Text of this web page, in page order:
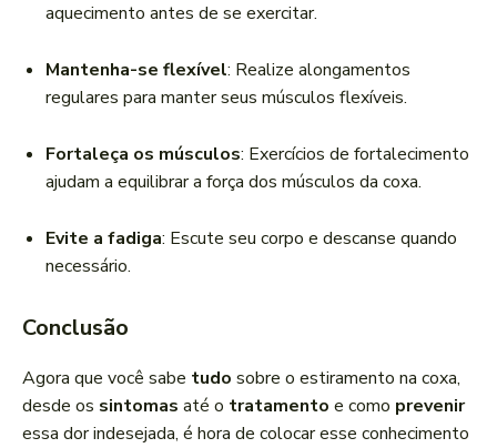
aquecimento antes de se exercitar.
Mantenha-se flexível: Realize alongamentos
regulares para manter seus músculos flexíveis.
Fortaleça os músculos: Exercícios de fortalecimento
ajudam a equilibrar a força dos músculos da coxa.
Evite a fadiga: Escute seu corpo e descanse quando
necessário.
Conclusão
Agora que você sabe tudo sobre o estiramento na coxa,
desde os sintomas até o tratamento e como prevenir
essa dor indesejada, é hora de colocar esse conhecimento